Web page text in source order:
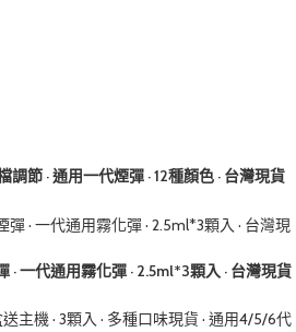
節 · 通用一代煙彈 · 12種顏色 · 台灣現貨
· 一代通用霧化彈 · 2.5ml*3顆入 · 台灣現貨